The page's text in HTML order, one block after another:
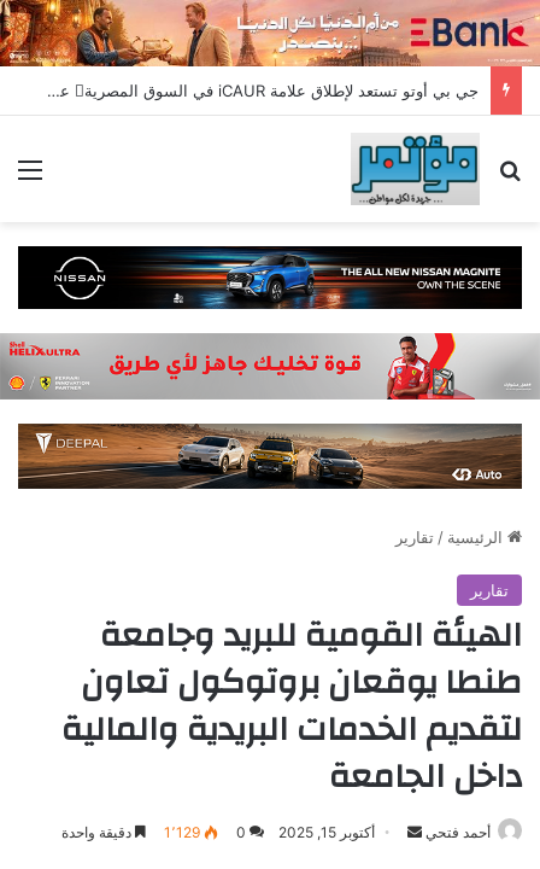
جي بي أوتو تستعد لإطلاق علامة iCAUR في السوق المصرية علامة عالمية جديدة لسيارات الطاقة الجديدة تجمع بين التكنولوجيا الذكية والتصميم الجريء وروح المغامر
بحث عن
الرئيسية / تقارير
تقارير
الهيئة القومية للبريد وجامعة
طنطا يوقعان بروتوكول تعاون
لتقديم الخدمات البريدية والمالية
داخل الجامعة
أحمد فتحي
أرسل أكتوبر 15, 2025 0 1٬129 دقيقة واحدة